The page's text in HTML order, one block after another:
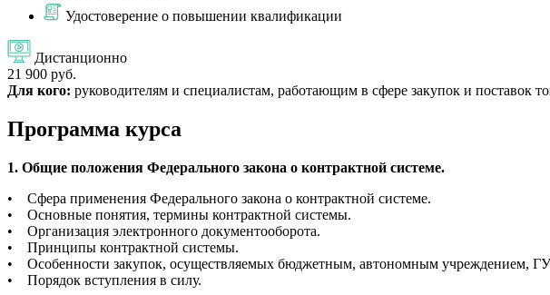
Удостоверение о повышении квалификации
Дистанционно
21 900 руб.
Для кого: руководителям и специалистам, работающим в сфере закупок и поставок
Программа курса
1. Общие положения Федерального закона о контрактной системе.
• Сфера применения Федерального закона о контрактной системе.
• Основные понятия, термины контрактной системы.
• Организация электронного документооборота.
• Принципы контрактной системы.
• Особенности закупок, осуществляемых бюджетным, автономным
• Порядок вступления в силу.